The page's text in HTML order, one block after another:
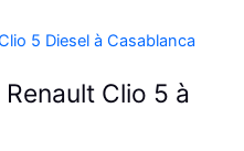
Clio 5 à